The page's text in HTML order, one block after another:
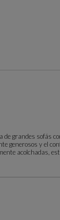
grandes sofás
generosos y el
acolchadas,